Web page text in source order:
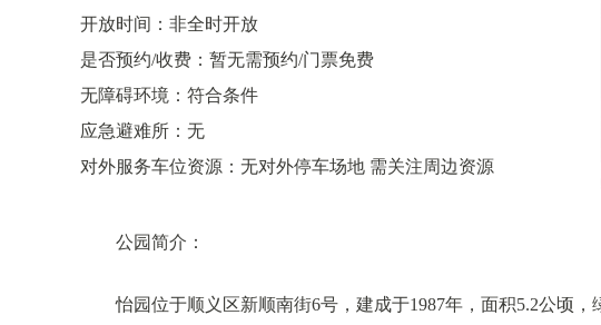
开放时间：非全时开放
是否预约/收费：暂无需预约/门票免费
无障碍环境：符合条件
应急避难所：无
对外服务车位资源：无对外停车场地 需关注周边资源
公园简介：
怡园位于顺义区新顺南街6号，建成于1987年，面积5.2公顷，